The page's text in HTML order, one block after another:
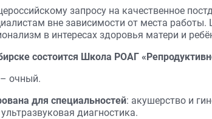
запросу на качественное
вне зависимости от места
в интересах здоровья матери и
состоится Школа РОАГ
очный.
для специальностей: акушерство и
диагностика.